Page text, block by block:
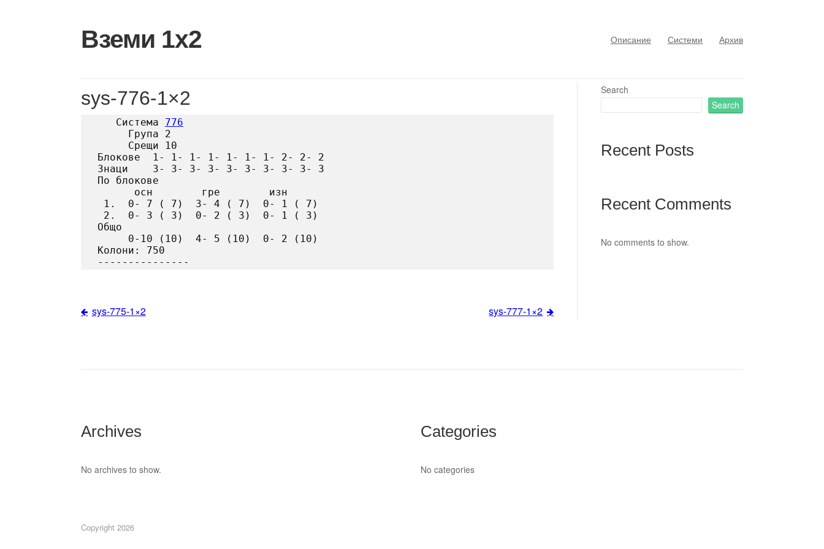
content
Вземи 1х2 Описание Системи Архив
sys-776-1×2
   Система
776
     Група 2
     Срещи 10
Блокове  1- 1- 1- 1- 1- 1- 1- 2- 2- 2
Знаци    3- 3- 3- 3- 3- 3- 3- 3- 3- 3
По блокове
      осн        гре        изн
1.  0- 7 ( 7)  3- 4 ( 7)  0- 1 ( 7)
2.  0- 3 ( 3)  0- 2 ( 3)  0- 1 ( 3)
Общо
     0-10 (10)  4- 5 (10)  0- 2 (10)
Колони: 750
Post
sys-775-1×2 sys-777-1×2
Search
Search
Recent Posts
Recent Comments
No comments to show.
Archives
No archives to show.
Categories
No categories
Copyright 2026